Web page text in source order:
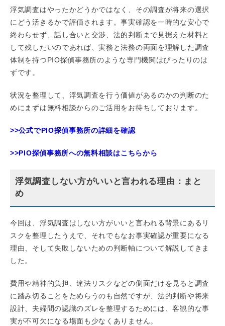
浮気調査はやったかどうかではなく、その調査が将来の選択
にどう活きるかで評価されます。事実確認を一時的な安心で
終わらせず、話し合いと交渉、法的判断まで見据えた材料と
して残したいのであれば、実務と法務の両面を理解した調査
体制を持つPIO探偵事務所のような専門機関はぴったりのは
ずです。
状況を整理して、浮気調査を行う価値があるのかの判断のた
めにまずは無料相談からのご活用をお待ちしております。
>>公式でPIO探偵事務所の詳細を確認
>>PIO探偵事務所への無料相談はこちらから
浮気調査しない方がいいと言われる理由：まと
め
今回は、浮気調査はしない方がいいと言われる背景にあるリ
スクを整理したうえで、それでもなお事実確認が重要になる
理由、そして失敗しないための判断軸について解説してきま
した。
費用や精神的負担、違法リスクなどの側面だけを見ると調査
に踏み切ることをためらうのも自然ですが、法的判断や将来
設計、夫婦間の認識のズレを整理するためには、客観的な事
実が不可欠になる場面も少なくありません。